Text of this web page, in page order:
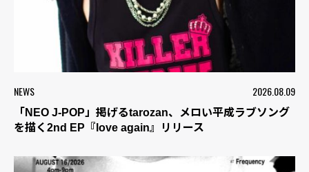
NEWS 2026.08.09
「NEO J-POP」掲げるtarozan、メロい平成ラブソング
を描く2nd EP『love again』リリース